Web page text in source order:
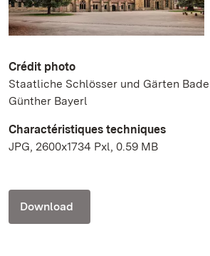
Crédit photo
Staatliche Schlösser und Gärten
Günther Bayerl
Charactéristiques techniques
JPG, 2600x1734 Pxl, 0.59 MB
Download